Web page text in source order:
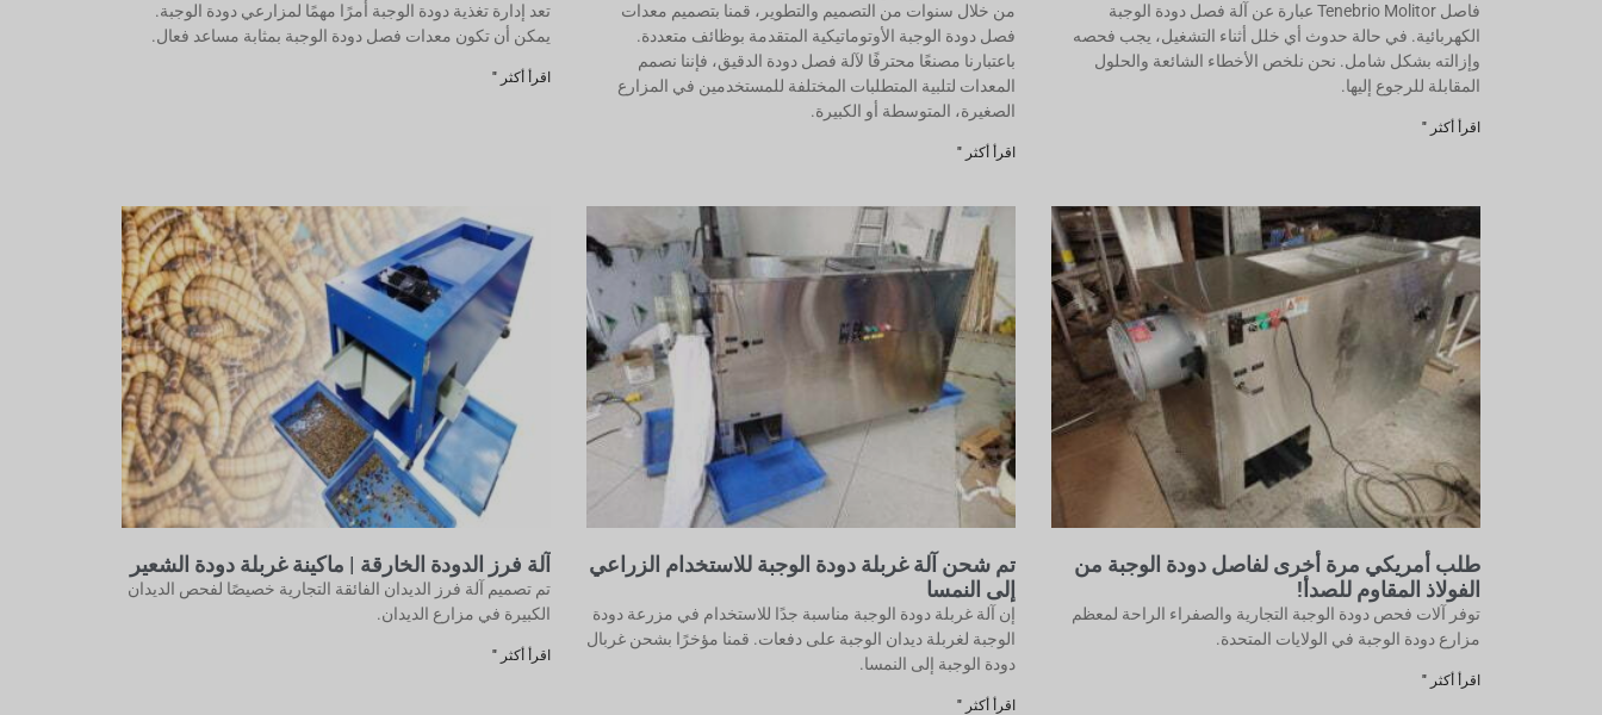
فاصل Tenebrio Molitor عبارة عن آلة فصل دودة الوجبة
الكهربائية. في حالة حدوث أي خلل أثناء التشغيل، يجب فحصه
وإزالته بشكل شامل. نحن نلخص الأخطاء الشائعة والحلول
المقابلة للرجوع إليها.
اقرأ أكثر "
من خلال سنوات من التصميم والتطوير، قمنا بتصميم معدات
فصل دودة الوجبة الأوتوماتيكية المتقدمة بوظائف متعددة.
باعتبارنا مصنعًا محترفًا لآلة فصل دودة الدقيق، فإننا نصمم
المعدات لتلبية المتطلبات المختلفة للمستخدمين في المزارع
الصغيرة، المتوسطة أو الكبيرة.
اقرأ أكثر "
تعد إدارة تغذية دودة الوجبة أمرًا مهمًا لمزارعي دودة الوجبة.
يمكن أن تكون معدات فصل دودة الوجبة بمثابة مساعد فعال.
اقرأ أكثر "
طلب أمريكي مرة أخرى لفاصل دودة الوجبة من
الفولاذ المقاوم للصدأ!
توفر آلات فحص دودة الوجبة التجارية والصفراء الراحة لمعظم
مزارع دودة الوجبة في الولايات المتحدة.
اقرأ أكثر "
تم شحن آلة غربلة دودة الوجبة للاستخدام الزراعي
إلى النمسا
إن آلة غربلة دودة الوجبة مناسبة جدًا للاستخدام في مزرعة دودة
الوجبة لغربلة ديدان الوجبة على دفعات. قمنا مؤخرًا بشحن غربال
دودة الوجبة إلى النمسا.
اقرأ أكثر "
آلة فرز الدودة الخارقة | ماكينة غربلة دودة الشعير
تم تصميم آلة فرز الديدان الفائقة التجارية خصيصًا لفحص الديدان
الكبيرة في مزارع الديدان.
اقرأ أكثر "